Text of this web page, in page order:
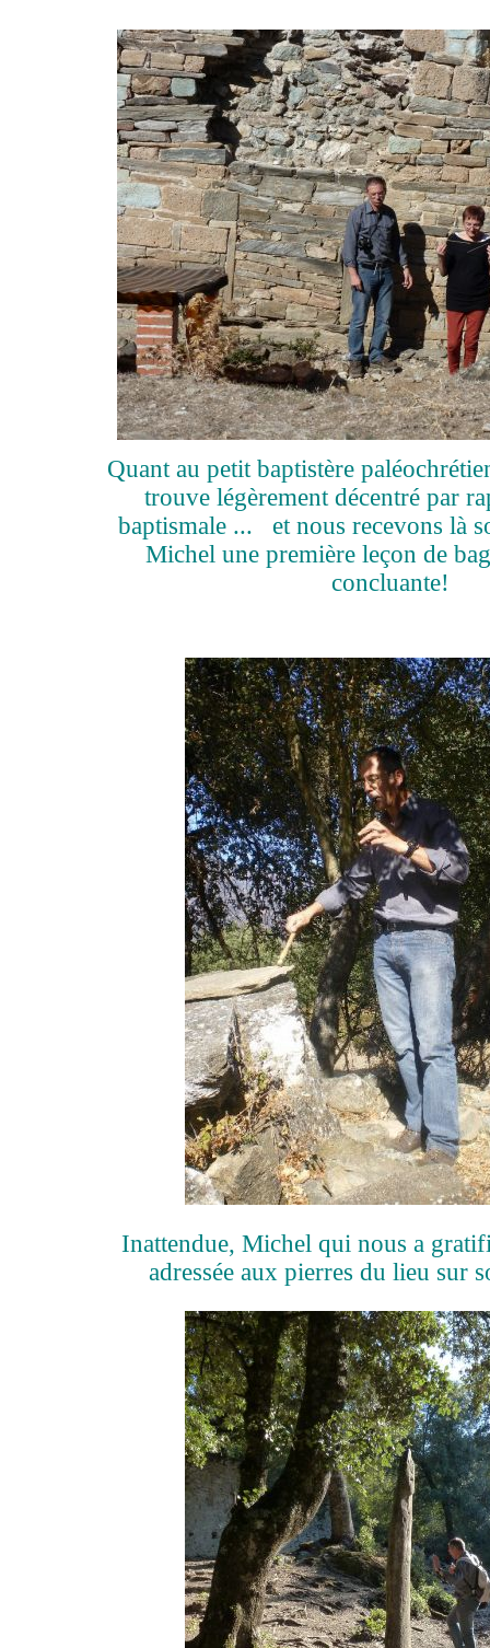
Quant au petit baptistère
trouve légèrement décentré par
baptismale ...
et nous recevons là
Michel une première leçon de
concluante!
Inattendue, Michel qui nous a
adressée aux pierres du lieu sur